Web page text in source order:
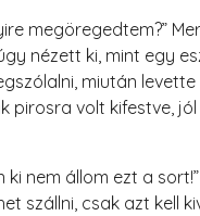
megöregedtem?”
nézett ki, mint egy
miután
volt kifestve,
ki nem állom ezt a
szállni, csak azt kell